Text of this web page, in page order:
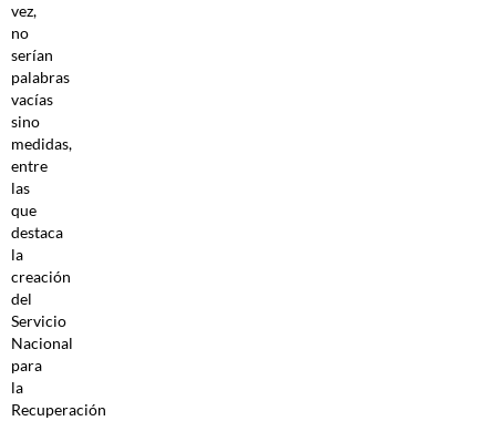
vez,
no
serían
palabras
vacías
sino
medidas,
entre
las
que
destaca
la
creación
del
Servicio
Nacional
para
la
Recuperación